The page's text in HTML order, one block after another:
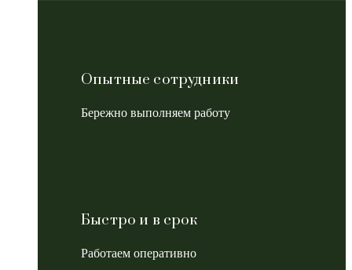
Опытные сотрудники
Бережно выполняем работу
Быстро и в срок
Работаем оперативно